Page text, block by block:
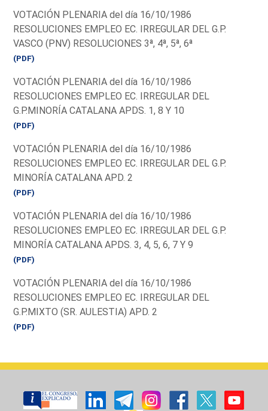
VOTACIÓN PLENARIA del día 16/10/1986
RESOLUCIONES EMPLEO EC. IRREGULAR DEL G.P.
VASCO (PNV) RESOLUCIONES 3ª, 4ª, 5ª, 6ª
(PDF)
VOTACIÓN PLENARIA del día 16/10/1986
RESOLUCIONES EMPLEO EC. IRREGULAR DEL
G.P.MINORÍA CATALANA APDS. 1, 8 Y 10
(PDF)
VOTACIÓN PLENARIA del día 16/10/1986
RESOLUCIONES EMPLEO EC. IRREGULAR DEL G.P.
MINORÍA CATALANA APD. 2
(PDF)
VOTACIÓN PLENARIA del día 16/10/1986
RESOLUCIONES EMPLEO EC. IRREGULAR DEL G.P.
MINORÍA CATALANA APDS. 3, 4, 5, 6, 7 Y 9
(PDF)
VOTACIÓN PLENARIA del día 16/10/1986
RESOLUCIONES EMPLEO EC. IRREGULAR DEL
G.P.MIXTO (SR. AULESTIA) APD. 2
(PDF)